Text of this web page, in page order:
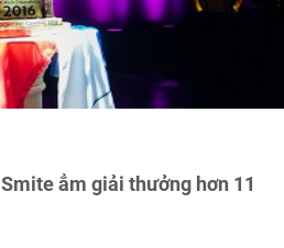
ẳm giải thưởng hơn 11